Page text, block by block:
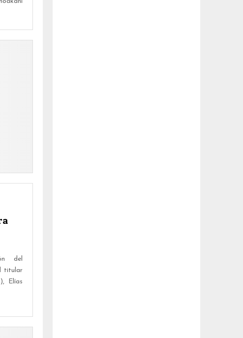
del
titular
Elías